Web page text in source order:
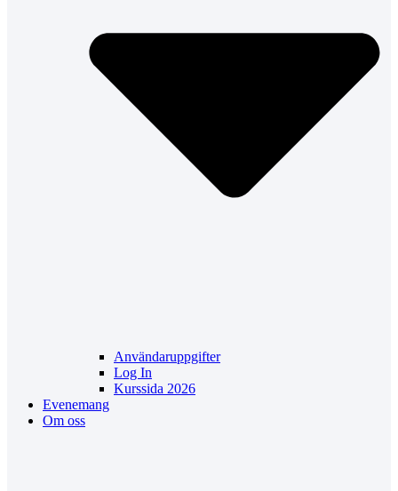
Användaruppgifter
Log In
Kurssida 2026
Evenemang
Om oss